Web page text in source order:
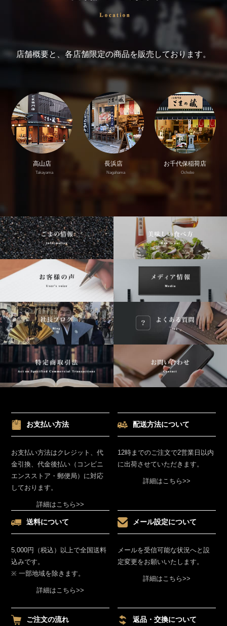
店舗概要と、各店舗限定の商品を販売しております。
高山店
Takayama
長浜店
Nagahama
お千代保稲荷店
Ochobo
お支払い方法
お支払い方法はクレジット、代
金引換、代金後払い（コンビニ
エンスストア・郵便局）に対応
しております。
詳細はこちら>>
配送方法について
12時までのご注文で2営業日以内
に出荷させていただきます。
詳細はこちら>>
送料について
5,000円（税込）以上で全国送料
込みです。
※ 一部地域を除きます。
詳細はこちら>>
メール設定について
メールを受信可能な状況へと設
定変更をお願いいたします。
詳細はこちら>>
ご注文の流れ 返品・交換について